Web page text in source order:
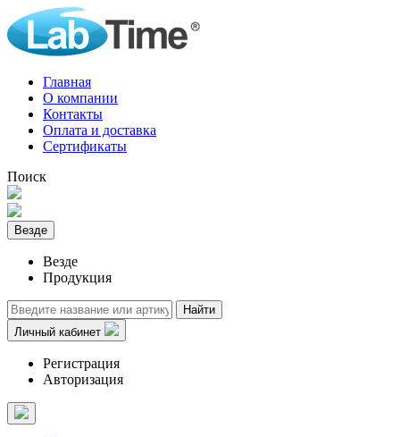
Главная
О компании
Контакты
Оплата и доставка
Сертификаты
Поиск
Везде
Везде
Продукция
Найти
Личный кабинет
Регистрация
Авторизация